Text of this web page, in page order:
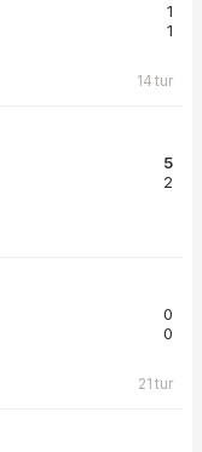
1
1
14 tur
5
2
0
0
21 tur